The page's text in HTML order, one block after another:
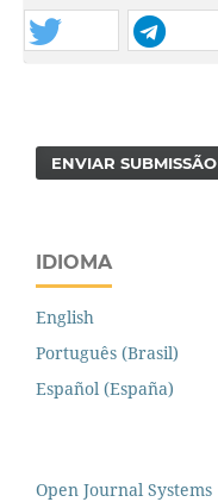
ENVIAR SUBMISSÃO
IDIOMA
English
Português (Brasil)
Español (España)
Open Journal Systems